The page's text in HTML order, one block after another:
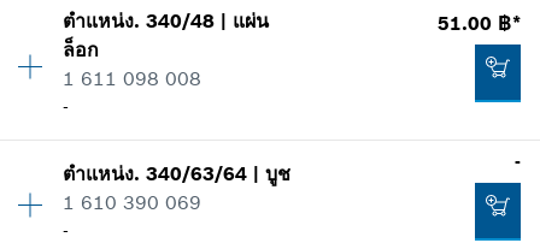
12.00 ฿*
แสดงในรูป
12.00 ฿*
ปริมาณ 1
ราคากลุ่ม
ข้อมูลชิ้นส่วนอะไหล่
แสดงในรูป
ตำแหน่ง.340/48 | แผ่น
ล็อก
1 611 098 008
-
51.00 ฿*
ปริมาณ 1
ราคากลุ่ม: 12
ตำแหน่ง.340/63/64 |บูช
1 610 390 069
-
-